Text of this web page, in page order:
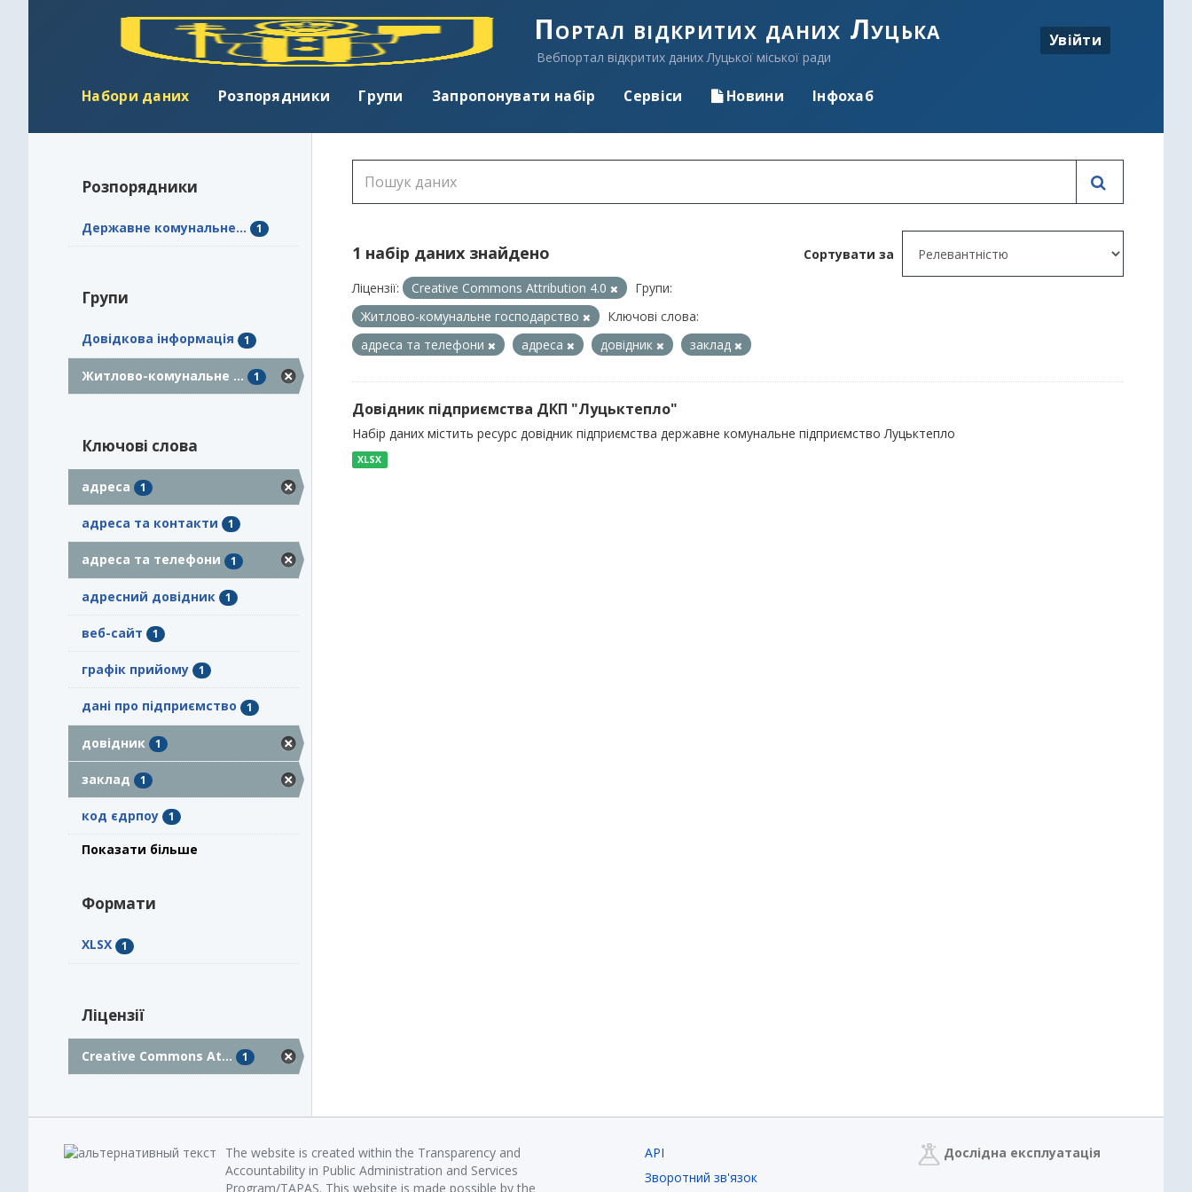
Портал відкритих даних Луцька
Вебпортал відкритих даних Луцької міської ради
Увійти
Набори даних Розпорядники Групи Запропонувати набір Сервіси Новини Інфохаб
Розпорядники
Державне комунальне... 1
Групи
Довідкова інформація 1
Житлово-комунальне ... 1
Ключові слова
адреса 1
адреса та контакти 1
адреса та телефони 1
адресний довідник 1
веб-сайт 1
графік прийому 1
дані про підприємство 1
довідник 1
заклад 1
код єдрпоу 1
Показати більше
Формати
XLSX 1
Ліцензії
Creative Commons At... 1
Сортувати за
1 набір даних знайдено
Ліцензії: Creative Commons Attribution 4.0
Групи:
Житлово-комунальне господарство
Ключові слова:
адреса та телефони
адреса довідник заклад
Довідник підприємства ДКП "Луцьктепло"
Набір даних містить ресурс довідник підприємства державне комунальне підприємство Луцьктепло
XLSX
The website is created within the Transparency and
Accountability in Public Administration and Services
Program/TAPAS. This website is made possible by the
API
Зворотний зв'язок
Дослідна експлуатація